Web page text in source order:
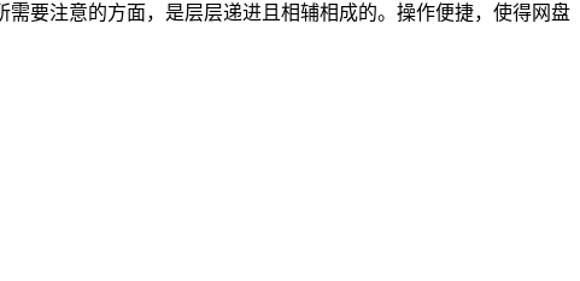
要注意的方面，是层层递进且相辅相成的。操作便捷，使得网盘